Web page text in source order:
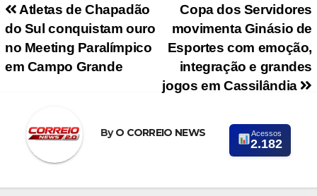
Navegação de PostCopa dos Servidores
movimenta Ginásio de
Esportes com emoção,
integração e grandes
jogos em Cassilândia
Atletas de Chapadão
do Sul conquistam ouro
no Meeting Paralímpico
em Campo Grande
ByO CORREIO NEWS Acessos
2.182